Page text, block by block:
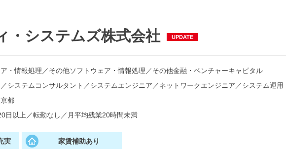
・システムズ株式会社 UPDATE
・情報処理 ／その他ソフトウェア・情報処理 ／その他金融・ベンチャーキャピタル
／システムコンサルタント ／システムエンジニア ／ネットワークエンジニア ／システム運用
都
日以上 ／転勤なし ／ 月平均残業20時間未満
実 家賃補助あり